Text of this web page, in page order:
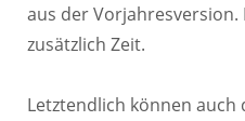
aus der Vorjahresversion.
zusätzlich Zeit.
Letztendlich können auch